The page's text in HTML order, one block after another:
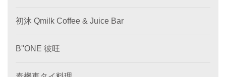
初沐 Qmilk Coffee & Juice Bar
B''ONE 彼旺